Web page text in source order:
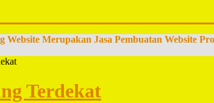
Website Merupakan Jasa Pembuatan Website
Terdekat